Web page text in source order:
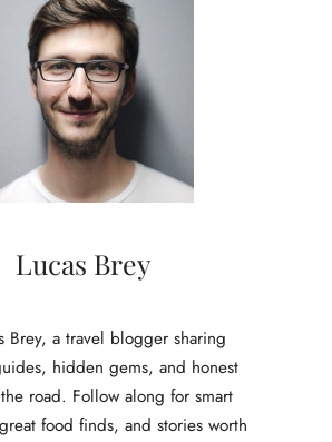
Lucas Brey
Brey, a travel blogger sharing
hidden gems, and honest
road. Follow along for smart
food finds, and stories worth